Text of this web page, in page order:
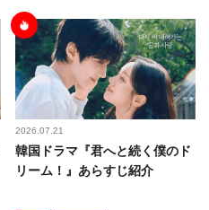
2026.07.21
韓国ドラマ『君へと続く僕のド
リーム！』あらすじ紹介